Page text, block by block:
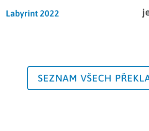
Labyrint 2022
SEZNAM VŠECH